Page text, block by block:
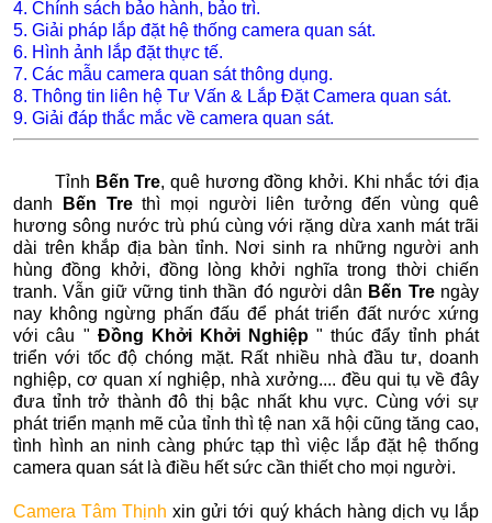
4. Chính sách bảo hành, bảo trì.
5. Giải pháp lắp đặt hệ thống camera quan sát.
6. Hình ảnh lắp đặt thực tế.
7. Các mẫu camera quan sát thông dụng.
8. Thông tin liên hệ Tư Vấn & Lắp Đặt Camera quan sát.
9. Giải đáp thắc mắc về camera quan sát.
Tỉnh Bến Tre, quê hương đồng khởi. Khi nhắc tới địa
danh
Bến Trethì mọi người liên tưởng đến vùng quê
hương sông nước trù phú cùng với rặng dừa xanh mát trãi
dài trên khắp địa bàn tỉnh. Nơi sinh ra những người anh
hùng đồng khởi, đồng lòng khởi nghĩa trong thời chiến
tranh. Vẫn giữ vững tinh thần đó người dân Bến Trengày
nay không ngừng phấn đấu để phát triển đất nước xứng
với câu " Đồng Khởi Khởi Nghiệp " thúc đẩy tỉnh phát
triển với tốc độ chóng mặt. Rất nhiều nhà đầu tư, doanh
nghiệp, cơ quan xí nghiệp, nhà xưởng.... đều qui tụ về đây
đưa tỉnh trở thành đô thị bậc nhất khu vực. Cùng với sự
phát triển mạnh mẽ của tỉnh thì tệ nan xã hội cũng tăng cao,
tình hình an ninh càng phức tạp thì việc lắp đặt hệ thống
camera quan sát là điều hết sức cần thiết cho mọi người.
Camera Tâm Thịnh xin gửi tới quý khách hàng dịch vụ lắp